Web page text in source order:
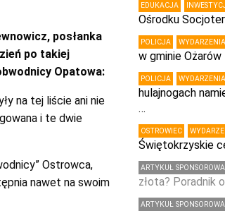
posłanka
po takiej
Opatowa:
na tej liście ani nie
i te dwie
Ostrowca,
nawet na swoim
EDUKACJA
Ośrodku
POLICJA WYDARZENIA
w gminie Ożarów
POLICJA WYDARZENIA
hulajnogach
…
OSTROWIEC
Świętokrzyskie
ARTYKUŁ
złota? Poradnik
ARTYKUŁ